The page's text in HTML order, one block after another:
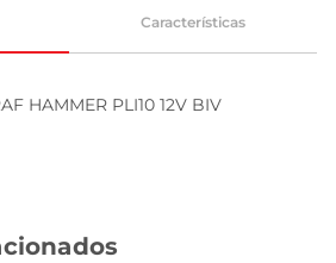
Características
HAMMER PLI10 12V BIV